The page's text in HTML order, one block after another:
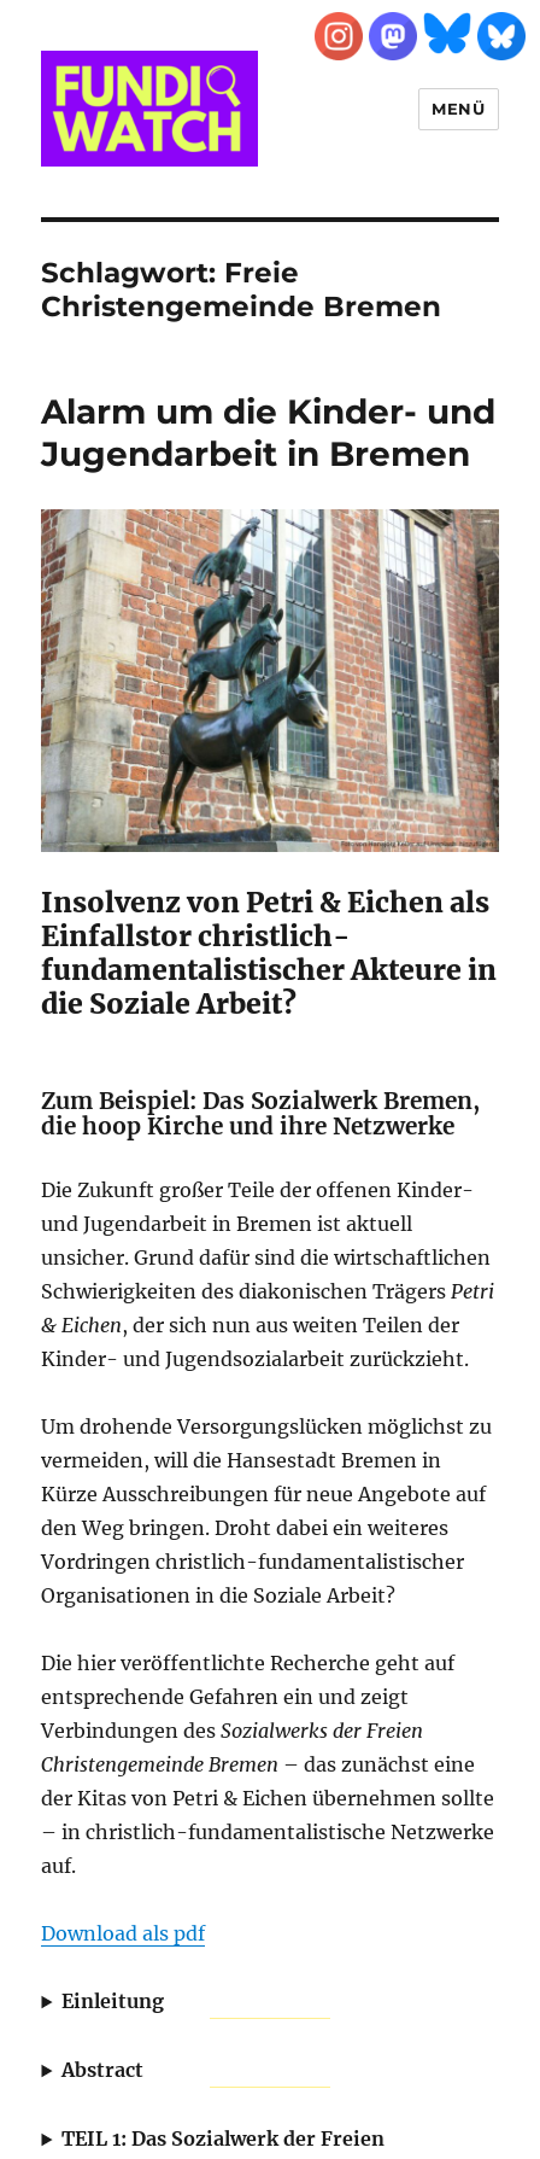
MENÜ
Schlagwort: Freie
Christengemeinde Bremen
Alarm um die Kinder- und
Jugendarbeit in Bremen
Insolvenz von Petri & Eichen als
Einfallstor christlich-
fundamentalistischer Akteure in
die Soziale Arbeit?
Zum Beispiel: Das Sozialwerk Bremen,
die hoop Kirche und ihre Netzwerke
Die Zukunft großer Teile der offenen Kinder-
und Jugendarbeit in Bremen ist aktuell
unsicher. Grund dafür sind die wirtschaftlichen
Schwierigkeiten des diakonischen TrägersPetri
& Eichen, der sich nun aus weiten Teilen der
Kinder- und Jugendsozialarbeit zurückzieht.
Um drohende Versorgungslücken möglichst zu
vermeiden, will die Hansestadt Bremen in
Kürze Ausschreibungen für neue Angebote auf
den Weg bringen. Droht dabei ein weiteres
Vordringen christlich-fundamentalistischer
Organisationen in die Soziale Arbeit?
Die hier veröffentlichte Recherche geht auf
entsprechende Gefahren ein und zeigt
Verbindungen desSozialwerks der Freien
Christengemeinde Bremen – das zunächst eine
der Kitas von Petri & Eichen übernehmen sollte
– in christlich-fundamentalistische Netzwerke
auf.
Download als pdf
Einleitung
Abstract
TEIL 1: Das Sozialwerk der Freien